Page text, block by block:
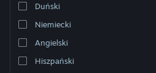
Duński
Niemiecki
Angielski
Hiszpański